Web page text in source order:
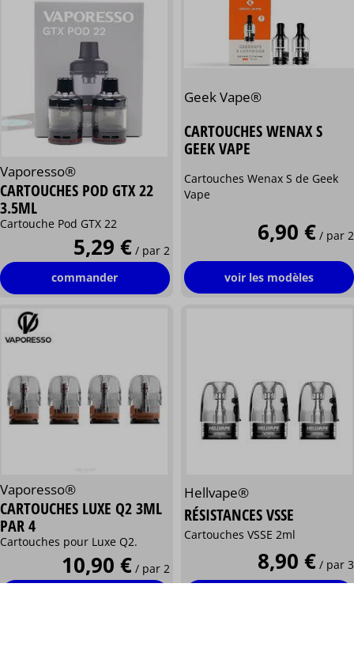
Vaporesso®
CARTOUCHES POD GTX 22
3.5ML
Cartouche Pod GTX 22
5,29 € / par 2
commander
Geek Vape®
CARTOUCHES WENAX S
GEEK VAPE
Cartouches Wenax S de Geek
Vape
6,90 € / par 2
voir les modèles
Vaporesso®
CARTOUCHES LUXE Q2 3ML
PAR 4
Cartouches pour Luxe Q2.
10,90 € / par 2
Hellvape®
RÉSISTANCES VSSE
Cartouches VSSE 2ml
8,90 € / par 3